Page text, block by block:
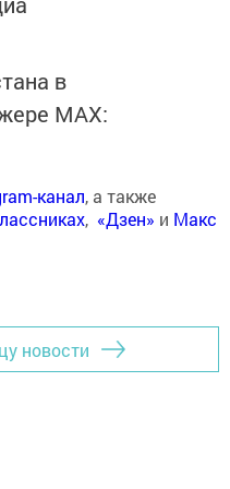
в
MАХ:
канал, а также
, «Дзен» и Макс
новости